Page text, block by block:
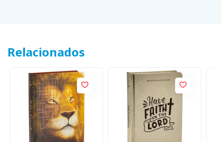
Relacionados